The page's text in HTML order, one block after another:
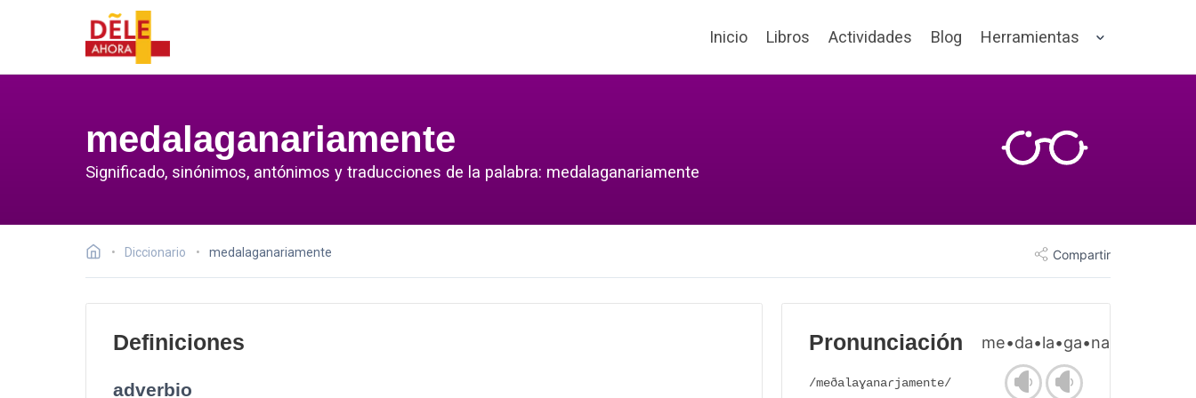
Inicio Libros Actividades Blog Herramientas
medalaganariamente
Significado, sinónimos, antónimos y traducciones de la palabra: medalaganariamente
Diccionario medalaganariamente Compartir
Definiciones
adverbio
Pronunciación
/meðalaɣanaɾjamente/